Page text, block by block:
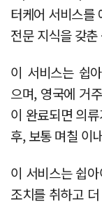
터케어 서비스를
전문 지식을 갖
이 서비스는 쉽
으며, 영국에 거
이 완료되면 의
후, 보통 며칠 이
이 서비스는 쉽
조치를 취하고